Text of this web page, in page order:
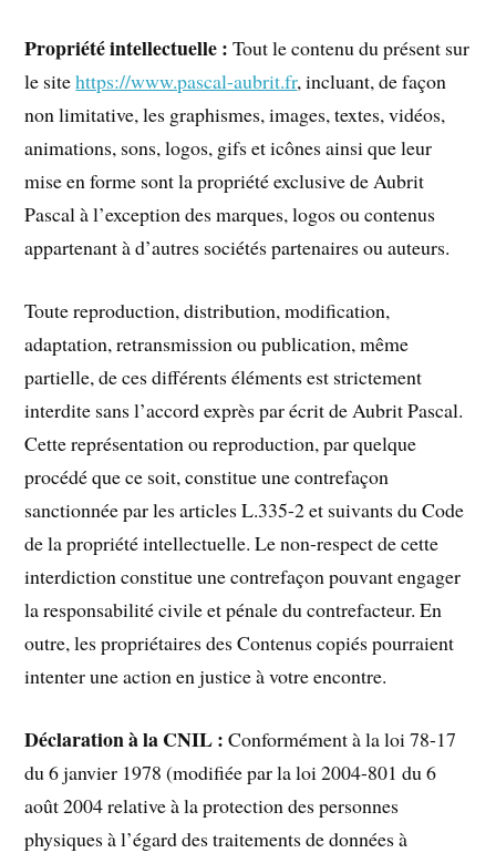
Propriété intellectuelle :Tout le contenu du présent sur
le sitehttps://www.pascal-aubrit.fr, incluant, de façon
non limitative, les graphismes, images, textes, vidéos,
animations, sons, logos, gifs et icônes ainsi que leur
mise en forme sont la propriété exclusive de Aubrit
Pascal à l’exception des marques, logos ou contenus
appartenant à d’autres sociétés partenaires ou auteurs.
Toute reproduction, distribution, modification,
adaptation, retransmission ou publication, même
partielle, de ces différents éléments est strictement
interdite sans l’accord exprès par écrit de Aubrit Pascal.
Cette représentation ou reproduction, par quelque
procédé que ce soit, constitue une contrefaçon
sanctionnée par les articles L.335-2 et suivants du Code
de la propriété intellectuelle. Le non-respect de cette
interdiction constitue une contrefaçon pouvant engager
la responsabilité civile et pénale du contrefacteur. En
outre, les propriétaires des Contenus copiés pourraient
intenter une action en justice à votre encontre.
Déclaration à la CNIL : Conformément à la loi 78-17
du 6 janvier 1978 (modifiée par la loi 2004-801 du 6
août 2004 relative à la protection des personnes
physiques à l’égard des traitements de données à